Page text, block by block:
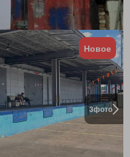
3фото
Новое